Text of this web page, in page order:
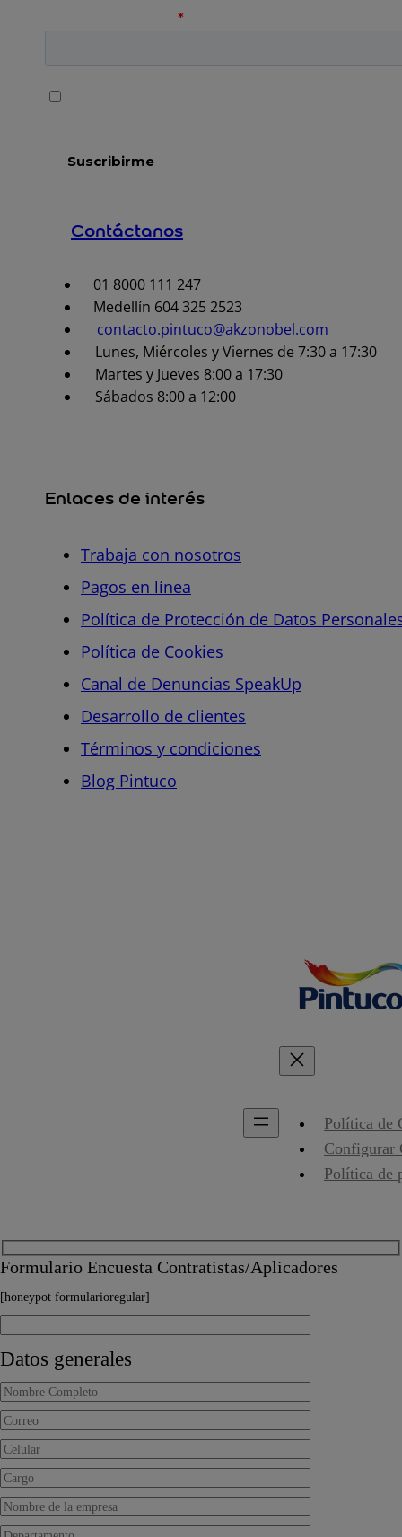
Contáctanos
01 8000 111 247
Medellín 604 325 2523
contacto.pintuco@akzonobel.com
Lunes, Miércoles y Viernes de 7:30 a 17:30
Martes y Jueves 8:00 a 17:30
Sábados 8:00 a 12:00
Enlaces de interés
Trabaja con nosotros
Pagos en línea
Política de Protección de Datos
Política de Cookies
Canal de Denuncias SpeakUp
Desarrollo de clientes
Términos y condiciones
Blog Pintuco
Política de
Configurar
Política de
Formulario Encuesta Contratistas/Aplicadores
[honeypot formularioregular]
Datos generales